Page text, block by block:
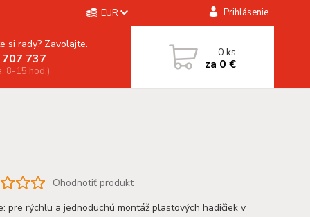
EUR Prihlásenie
si rady? Zavolajte.
737
8-15 hod.)
0ks
za 0 €
Ohodnotiť produkt
pre rýchlu a jednoduchú montáž plastových hadičiek v